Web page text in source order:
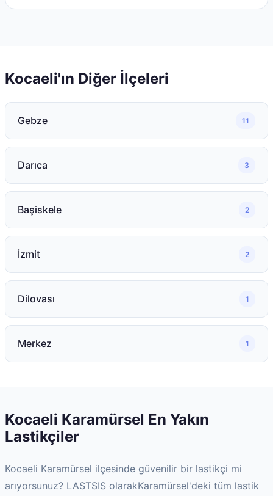
Kocaeli'ın Diğer İlçeleri
Gebze 11
Darıca 3
Başiskele 2
İzmit 2
Dilovası 1
Merkez 1
Kocaeli Karamürsel En Yakın
Lastikçiler
Kocaeli Karamürsel ilçesinde güvenilir bir lastikçi mi
arıyorsunuz? LASTSIS olarakKaramürsel'deki tüm lastik